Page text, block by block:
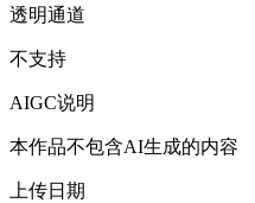
透明通道
不支持
AIGC说明
本作品不包含AI生成的内容
上传日期